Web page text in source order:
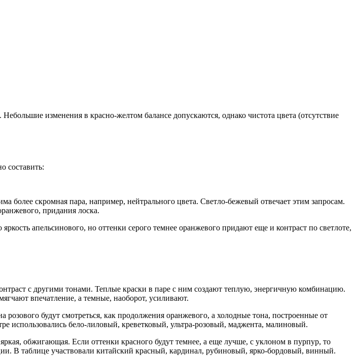
изменения в красно-желтом балансе допускаются, однако чистота цвета (отсутствие
составить:
более скромная пара, например, нейтрального цвета. Светло-бежевый отвечает этим запросам.
придания лоска.
апельсинового, но оттенки серого темнее оранжевого придают еще и контраст по светлоте,
с другими тонами. Теплые краски в паре с ним создают теплую, энергичную комбинацию.
впечатление, а темные, наоборот, усиливают.
розового будут смотреться, как продолжения оранжевого, а холодные тона, построенные от
использовались бело-лиловый, креветковый, ультра-розовый, маджента, малиновый.
обжигающая. Если оттенки красного будут темнее, а еще лучше, с уклоном в пурпур, то
В таблице участвовали китайский красный, кардинал, рубиновый, ярко-бордовый, винный.